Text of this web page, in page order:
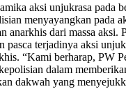
aksi unjukrasa pada
menyayangkan pada
anarkhis dari massa aksi.
pasca terjadinya aksi
“Kami berharap, PW
dalam
dakwah yang